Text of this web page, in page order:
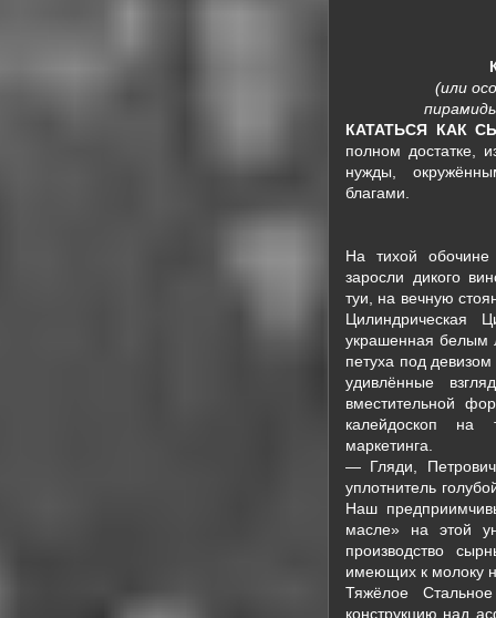
(или
КАТАТЬСЯ КАК
полном достатке,
нужды,
благами.
На тихой обочине
заросли дикого
туи, на вечную
Цилиндрическая
украшенная белым
петуха под
удивлённые
вместительной
калейдоскоп на
маркетинга.
— Гляди,
уплотнитель
Наш
масле» на этой
производство
имеющих к молоку
Тяжёлое
конструкцию над